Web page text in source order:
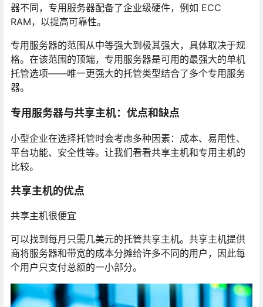
器不同，专用服务器配备了企业级硬件，例如 ECC
RAM，以提高可靠性。
专用服务器的范围从中等强大到极其强大，具体取决于规
格。在该范围的顶端，专用服务器是可用的最强大的单机
托管选项——唯一更强大的托管类型结合了多个专用服务
器。
专用服务器与共享主机：优点和缺点
小型企业在选择托管时会考虑多种因素：成本、易用性、
平台功能、安全性等。让我们看看共享主机和专用主机的
比较。
共享主机的优点
共享主机很便宜
可以找到每月只需几美元的托管共享主机。共享主机提供
商将服务器和带宽的成本分摊给许多不同的用户，因此每
个用户只支付总额的一小部分。